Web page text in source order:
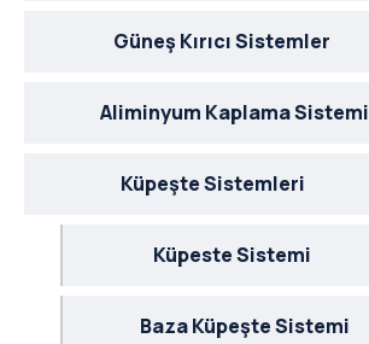
Güneş Kırıcı Sistemler
Aliminyum Kaplama Sistemi
Küpeşte Sistemleri
Küpeste Sistemi
Baza Küpeşte Sistemi